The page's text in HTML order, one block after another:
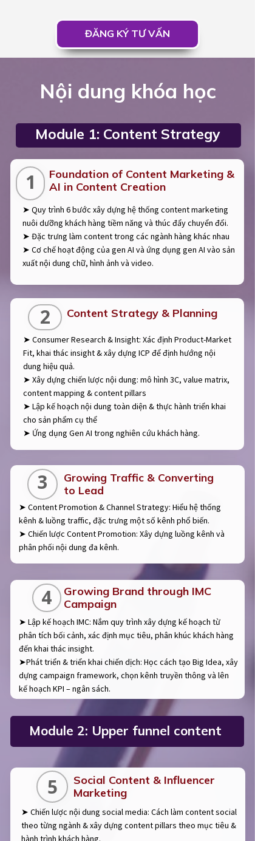
ĐĂNG KÝ TƯ VẤN
Social Content & Influencer
Marketing
➤ Chiến lược nội dung social media: Cách làm content social
theo từng ngành & xây dựng content pillars theo mục tiêu &
hành trình khách hàng.
5
Foundation of Content Marketing &
AI in Content Creation
➤ Quy trình 6 bước xây dựng hệ thống content marketing
nuôi dưỡng khách hàng tiềm năng và thúc đẩy chuyển đổi.
➤ Đặc trưng làm content trong các ngành hàng khác nhau
➤ Cơ chế hoạt động của gen AI và ứng dụng gen AI vào sản
xuất nội dung chữ, hình ảnh và video.
1
Content Strategy & Planning
➤ Consumer Research & Insight: Xác định Product-Market
Fit, khai thác insight & xây dựng ICP để định hướng nội
dung hiệu quả.
➤ Xây dựng chiến lược nội dung: mô hình 3C, value matrix,
content mapping & content pillars
➤ Lập kế hoạch nội dung toàn diện & thực hành triển khai
cho sản phẩm cụ thể
➤ Ứng dụng Gen AI trong nghiên cứu khách hàng.
2
Growing Traffic & Converting
to Lead
➤ Content Promotion & Channel Strategy: Hiểu hệ thống
kênh & luồng traffic, đặc trưng một số kênh phổ biến.
➤ Chiến lược Content Promotion: Xây dựng luồng kênh và
phân phối nội dung đa kênh.
3
Growing Brand through IMC
Campaign
➤ Lập kế hoạch IMC: Nắm quy trình xây dựng kế hoạch từ
phân tích bối cảnh, xác định mục tiêu, phân khúc khách hàng
đến khai thác insight.
➤Phát triển & triển khai chiến dịch: Học cách tạo Big Idea, xây
dựng campaign framework, chọn kênh truyền thông và lên
kế hoạch KPI – ngân sách.
4
Module 1: Content Strategy
Module 2: Upper funnel content
Nội dung khóa học